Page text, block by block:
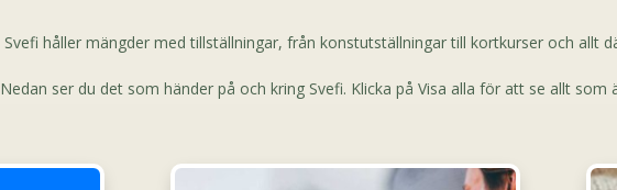
Svefi håller mängder med tillställningar, från konstutställningar till kortkurser och allt
Nedan ser du det som händer på och kring Svefi. Klicka på Visa alla för att se allt som